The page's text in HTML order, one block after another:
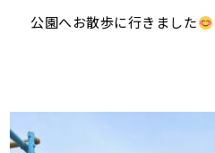
公園へお散歩に行きました